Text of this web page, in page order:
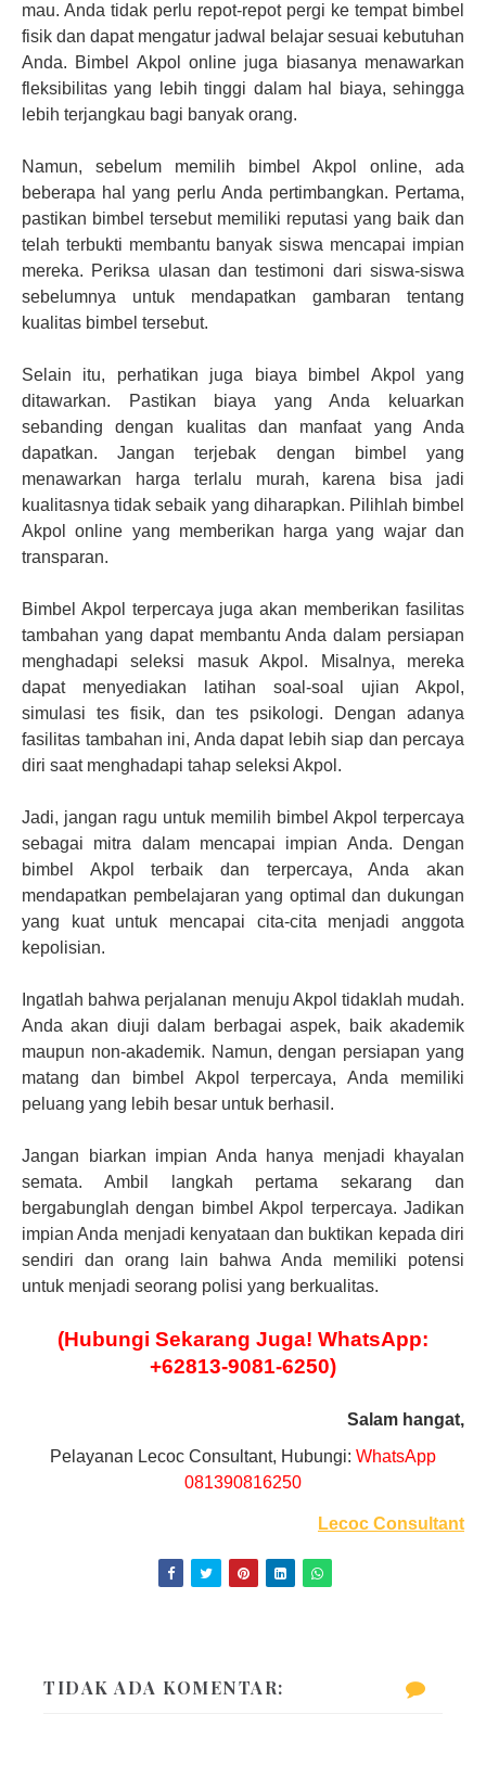
mau. Anda tidak perlu repot-repot pergi ke tempat bimbel
fisik dan dapat mengatur jadwal belajar sesuai kebutuhan
Anda. Bimbel Akpol online juga biasanya menawarkan
fleksibilitas yang lebih tinggi dalam hal biaya, sehingga
lebih terjangkau bagi banyak orang.
Namun, sebelum memilih bimbel Akpol online, ada
beberapa hal yang perlu Anda pertimbangkan. Pertama,
pastikan bimbel tersebut memiliki reputasi yang baik dan
telah terbukti membantu banyak siswa mencapai impian
mereka. Periksa ulasan dan testimoni dari siswa-siswa
sebelumnya untuk mendapatkan gambaran tentang
kualitas bimbel tersebut.
Selain itu, perhatikan juga biaya bimbel Akpol yang
ditawarkan. Pastikan biaya yang Anda keluarkan
sebanding dengan kualitas dan manfaat yang Anda
dapatkan. Jangan terjebak dengan bimbel yang
menawarkan harga terlalu murah, karena bisa jadi
kualitasnya tidak sebaik yang diharapkan. Pilihlah bimbel
Akpol online yang memberikan harga yang wajar dan
transparan.
Bimbel Akpol terpercaya juga akan memberikan fasilitas
tambahan yang dapat membantu Anda dalam persiapan
menghadapi seleksi masuk Akpol. Misalnya, mereka
dapat menyediakan latihan soal-soal ujian Akpol,
simulasi tes fisik, dan tes psikologi. Dengan adanya
fasilitas tambahan ini, Anda dapat lebih siap dan percaya
diri saat menghadapi tahap seleksi Akpol.
Jadi, jangan ragu untuk memilih bimbel Akpol terpercaya
sebagai mitra dalam mencapai impian Anda. Dengan
bimbel Akpol terbaik dan terpercaya, Anda akan
mendapatkan pembelajaran yang optimal dan dukungan
yang kuat untuk mencapai cita-cita menjadi anggota
kepolisian.
Ingatlah bahwa perjalanan menuju Akpol tidaklah mudah.
Anda akan diuji dalam berbagai aspek, baik akademik
maupun non-akademik. Namun, dengan persiapan yang
matang dan bimbel Akpol terpercaya, Anda memiliki
peluang yang lebih besar untuk berhasil.
Jangan biarkan impian Anda hanya menjadi khayalan
semata. Ambil langkah pertama sekarang dan
bergabunglah dengan bimbel Akpol terpercaya. Jadikan
impian Anda menjadi kenyataan dan buktikan kepada diri
sendiri dan orang lain bahwa Anda memiliki potensi
untuk menjadi seorang polisi yang berkualitas.
(Hubungi Sekarang Juga! WhatsApp:
+62813-9081-6250)
Salam hangat,
Pelayanan Lecoc Consultant, Hubungi: WhatsApp
081390816250
Lecoc Consultant
TIDAK ADA KOMENTAR: